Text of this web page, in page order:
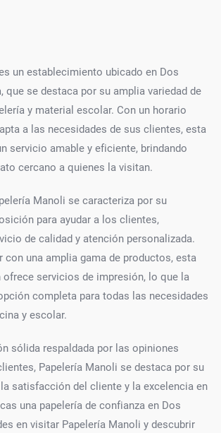
un establecimiento ubicado en Dos
que se destaca por su amplia variedad de
y material escolar. Con un horario
a las necesidades de sus clientes, esta
servicio amable y eficiente, brindando
cercano a quienes la visitan.
Manoli se caracteriza por su
para ayudar a los clientes,
de calidad y atención personalizada.
con una amplia gama de productos, esta
ofrece servicios de impresión, lo que la
completa para todas las necesidades
y escolar.
sólida respaldada por las opiniones
Papelería Manoli se destaca por su
satisfacción del cliente y la excelencia en
una papelería de confianza en Dos
en visitar Papelería Manoli y descubrir